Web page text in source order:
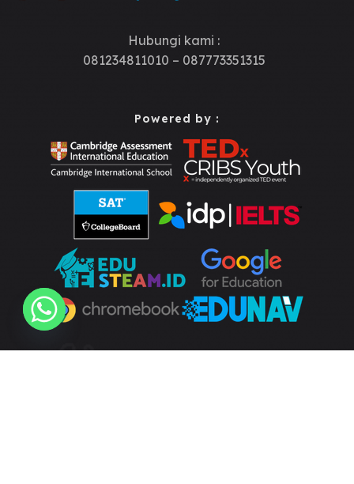
Hubungi kami :
081234811010 – 087773351315
Powered by :